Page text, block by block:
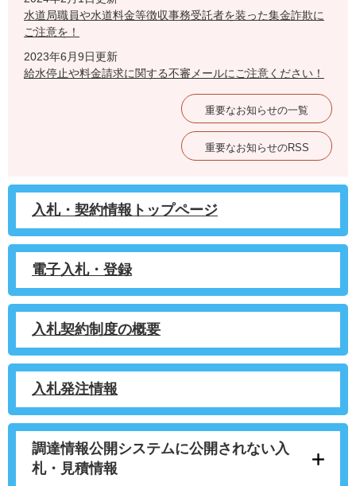
水道局職員や水道料金等徴収事務受託者を装った集金詐欺に
ご注意を！
2023年6月9日更新
給水停止や料金請求に関する不審メールにご注意ください！
重要なお知らせの一覧
重要なお知らせのRSS
入札・契約情報トップページ
電子入札・登録
入札契約制度の概要
入札発注情報
調達情報公開システムに公開されない入
札・見積情報